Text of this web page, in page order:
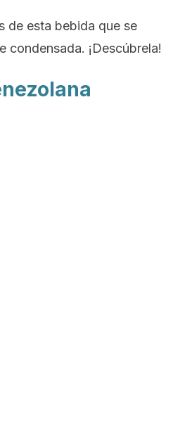
de esta bebida que se
condensada. ¡Descúbrela!